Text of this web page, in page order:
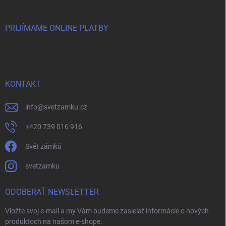
PRIJÍMAME ONLINE PLATBY
KONTAKT
info@svetzamku.cz
+420 739 016 916
Svět zámků
svetzamku
ODOBERAŤ NEWSLETTER
Vložte svoj e-mail a my Vám budeme zasielať informácie o nových
produktoch na našom e-shope.